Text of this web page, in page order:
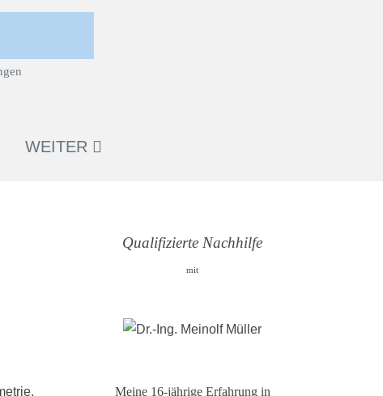
WEITER
Qualifizierte Nachhilfe
mit
Meine 16-jährige Erfahrung in